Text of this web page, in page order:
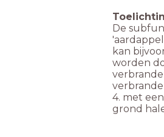
De
kan
worden
4. met
grond